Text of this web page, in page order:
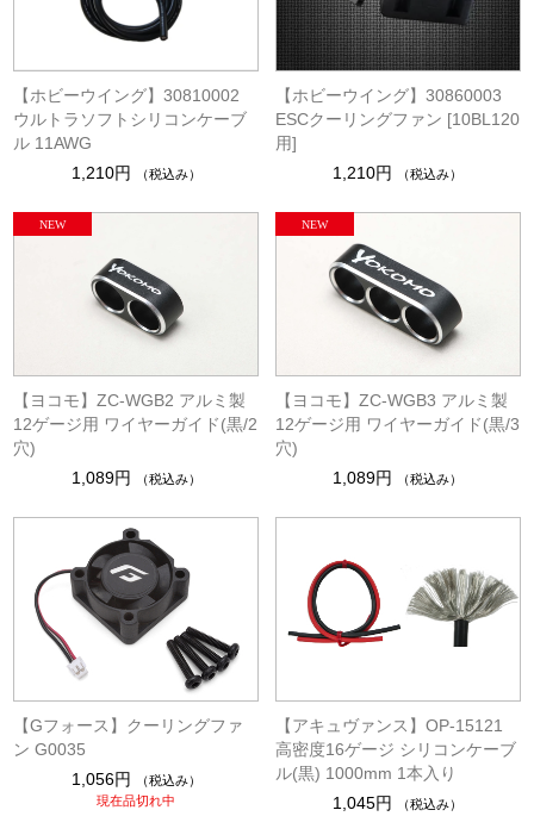
【ホビーウイング】30810002
ウルトラソフトシリコンケーブ
ル 11AWG
1,210円
（税込み）
【ホビーウイング】30860003
ESCクーリングファン [10BL120
用]
1,210円
（税込み）
【ヨコモ】ZC-WGB2 アルミ製
12ゲージ用 ワイヤーガイド(黒/2
穴)
1,089円
（税込み）
【ヨコモ】ZC-WGB3 アルミ製
12ゲージ用 ワイヤーガイド(黒/3
穴)
1,089円
（税込み）
【Gフォース】クーリングファ
ン G0035
1,056円
（税込み）
現在品切れ中
【アキュヴァンス】OP-15121
高密度16ゲージ シリコンケーブ
ル(黒) 1000mm 1本入り
1,045円
（税込み）